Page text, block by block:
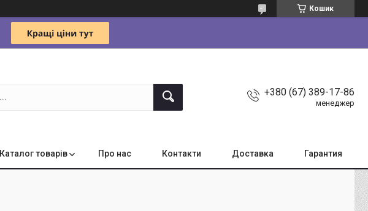
Кошик
+380 (67) 389-17-86
менеджер
Каталог товарів Про нас Контакти Доставка Гарантия